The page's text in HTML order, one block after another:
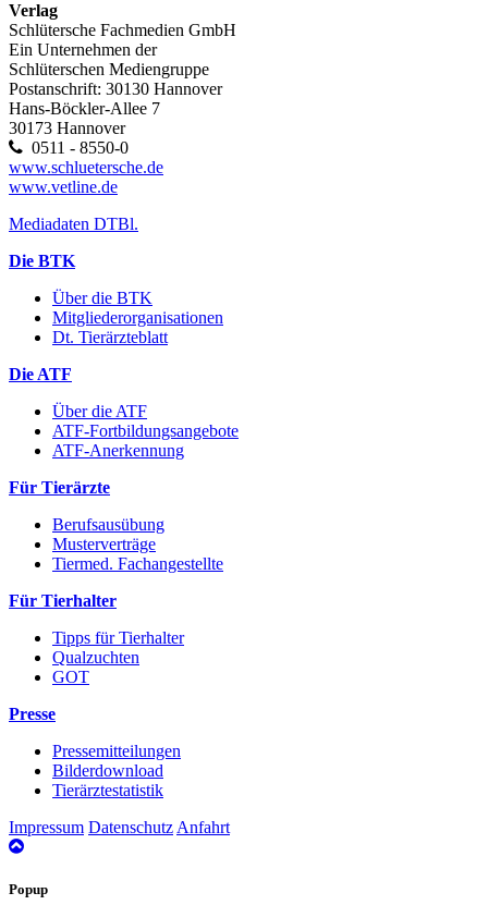
Verlag
Schlütersche Fachmedien GmbH
Ein Unternehmen der
Schlüterschen Mediengruppe
Postanschrift: 30130 Hannover
Hans-Böckler-Allee 7
30173 Hannover
0511 - 8550-0
www.schluetersche.de
www.vetline.de
Mediadaten DTBl.
Die BTK
Über die BTK
Mitgliederorganisationen
Dt. Tierärzteblatt
Die ATF
Über die ATF
ATF-Fortbildungsangebote
ATF-Anerkennung
Für Tierärzte
Berufsausübung
Musterverträge
Tiermed. Fachangestellte
Für Tierhalter
Tipps für Tierhalter
Qualzuchten
GOT
Presse
Pressemitteilungen
Bilderdownload
Tierärztestatistik
Impressum Datenschutz Anfahrt
nach
Popup